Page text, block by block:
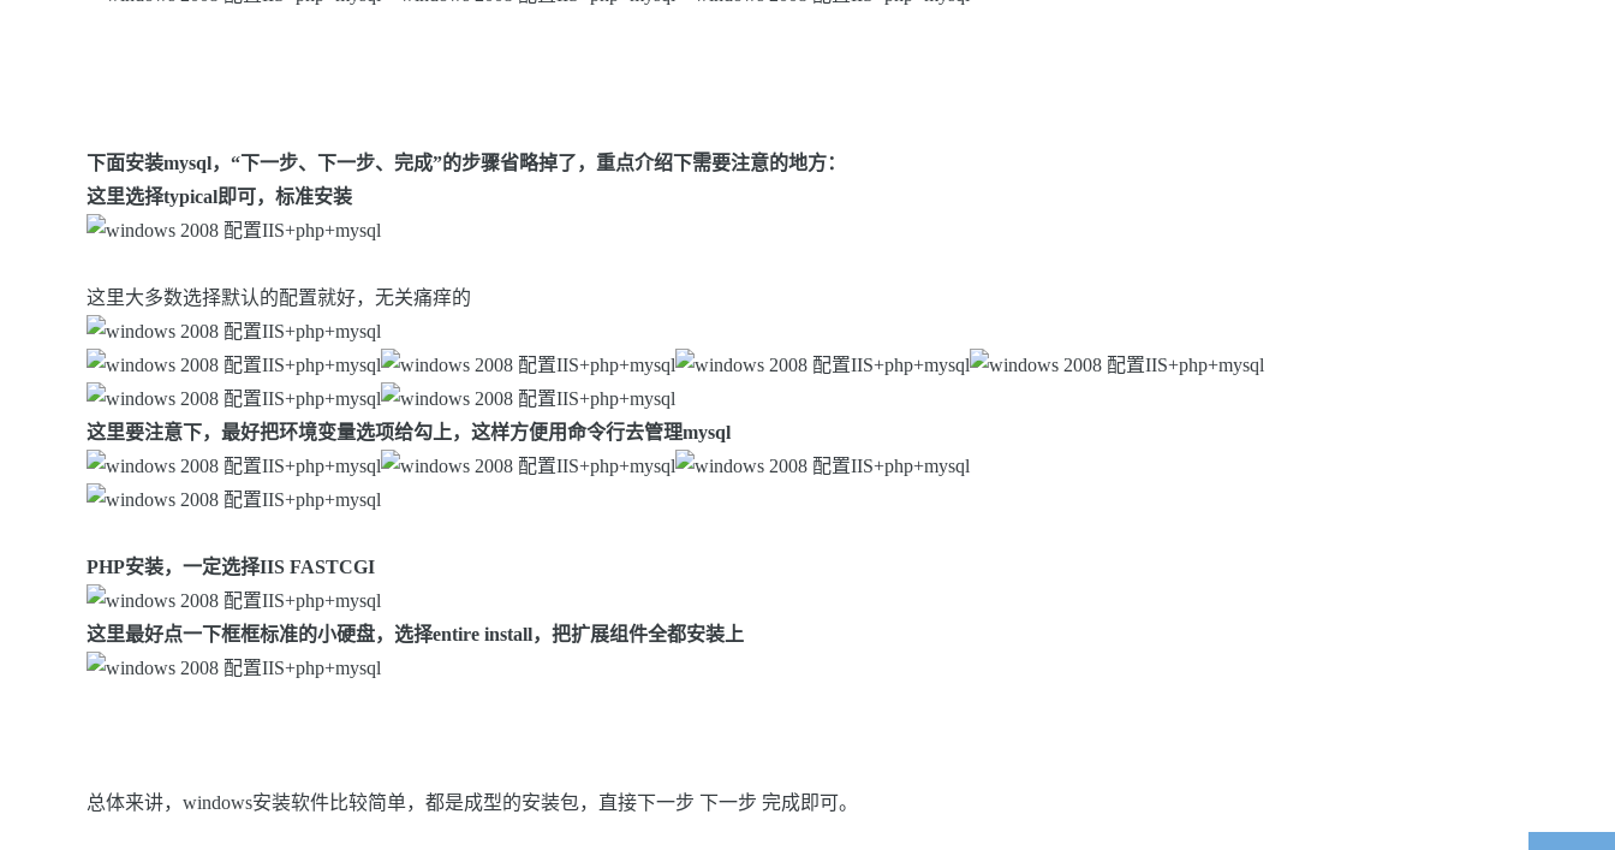
下面安装mysql，“下一步、下一步、完成”的步骤省略掉了，重点介绍下需要注意的地方：
这里选择typical即可，标准安装
这里大多数选择默认的配置就好，无关痛痒的
这里要注意下，最好把环境变量选项给勾上，这样方便用命令行去管理mysql
PHP安装，一定选择IIS FASTCGI
这里最好点一下框框标准的小硬盘，选择entire install，把扩展组件全都安装上
总体来讲，windows安装软件比较简单，都是成型的安装包，直接下一步 下一步 完成即可。